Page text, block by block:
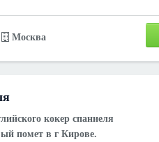
Москва
кокер спаниеля
помет в г Кирове.